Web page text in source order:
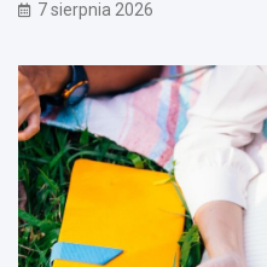
7 sierpnia 2026